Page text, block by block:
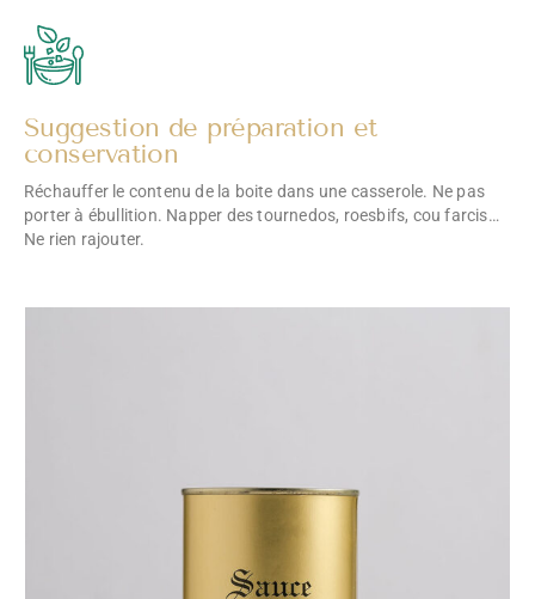
Suggestion de préparation et
conservation
Réchauffer le contenu de la boite dans une casserole. Ne pas
porter à ébullition. Napper des tournedos, roesbifs, cou farcis…
Ne rien rajouter.